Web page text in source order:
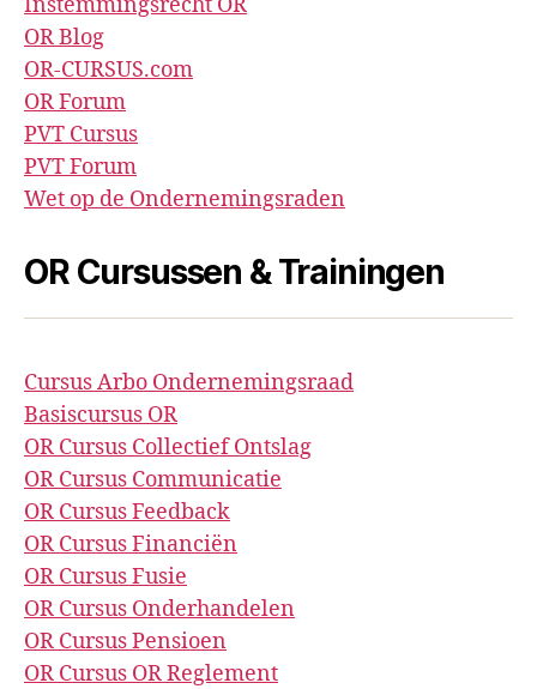
OR Blog
OR-CURSUS.com
OR Forum
PVT Cursus
PVT Forum
Wet op de Ondernemingsraden
OR Cursussen & Trainingen
Cursus Arbo Ondernemingsraad
Basiscursus OR
OR Cursus Collectief Ontslag
OR Cursus Communicatie
OR Cursus Feedback
OR Cursus Financiën
OR Cursus Fusie
OR Cursus Onderhandelen
OR Cursus Pensioen
OR Cursus OR Reglement